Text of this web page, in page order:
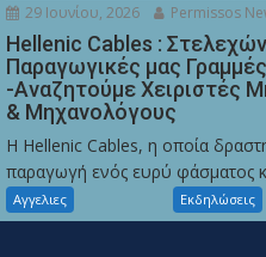
29 Ιουνίου, 2026 Permissos
Hellenic Cables :
Παραγωγικές μας
-Αναζητούμε Χειριστές
& Μηχανολόγους
Η Hellenic Cables, η οποία
παραγωγή ενός ευρύ φάσματος
Αγγελιες Εκδηλώσεις